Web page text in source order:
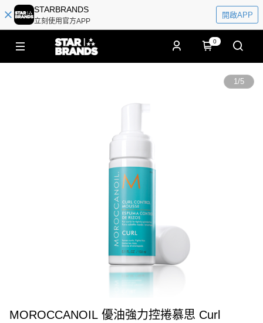
STARBRANDS
立刻使用官方APP
開啟APP
0
1/5
MOROCCANOIL 優油強力控捲慕思 Curl